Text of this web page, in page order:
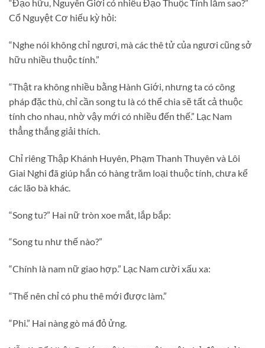
“Đạo hữu, Nguyên Giới có nhiều Đạo Thuộc Tính lắm sao?”
Cổ Nguyệt Cơ hiếu kỳ hỏi:
“Nghe nói không chỉ ngươi, mà các thê tử của ngươi cũng sở
hữu nhiều thuộc tính.”
“Thật ra không nhiều bằng Hành Giới, nhưng ta có công
pháp đặc thù, chỉ cần song tu là có thể chia sẽ tất cả thuộc
tính cho nhau, nhờ vậy mới có nhiều đến thế.” Lạc Nam
thẳng thắng giải thích.
Chỉ riêng Thập Khánh Huyên, Phạm Thanh Thuyên và Lôi
Giai Nghi đã giúp hắn có hàng trăm loại thuộc tính, chưa kể
các lão bà khác.
“Song tu?” Hai nữ tròn xoe mắt, lắp bắp:
“Song tu như thế nào?”
“Chính là nam nữ giao hợp.” Lạc Nam cười xấu xa:
“Thế nên chỉ có phu thê mới được làm.”
“Phi.” Hai nàng gò má đỏ ửng.